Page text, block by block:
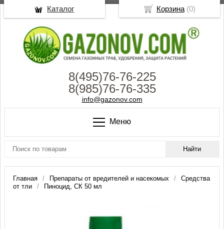
8(495)76-76-225
8(985)76-76-335
info@gazonov.com
Меню
Главная Препараты от вредителей и насекомых
Средства
от тли
Пиноцид, СК 50 мл
Корзина(0)
Каталог